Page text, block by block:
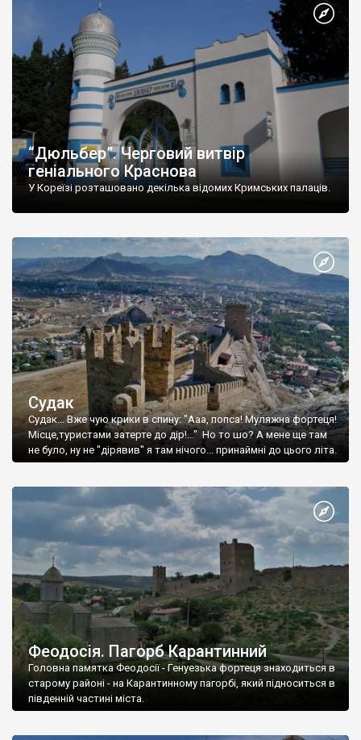
“Дюльбер”. Черговий витвір
геніального Краснова
У Кореїзі розташовано декілька відомих Кримських палаців.
Судак
Судак... Вже чую крики в спину: "Ааа, попса! Муляжна фортеця!
Місце,туристами затерте до дір!..." Но то шо? А мене ще там
не було, ну не "дірявив" я там нічого... принаймні до цього літа.
Феодосія. Пагорб Карантинний
Головна памятка Феодосії - Генуезька фортеця знаходиться в
старому районі - на Карантинному пагорбі, який підноситься в
південній частині міста.